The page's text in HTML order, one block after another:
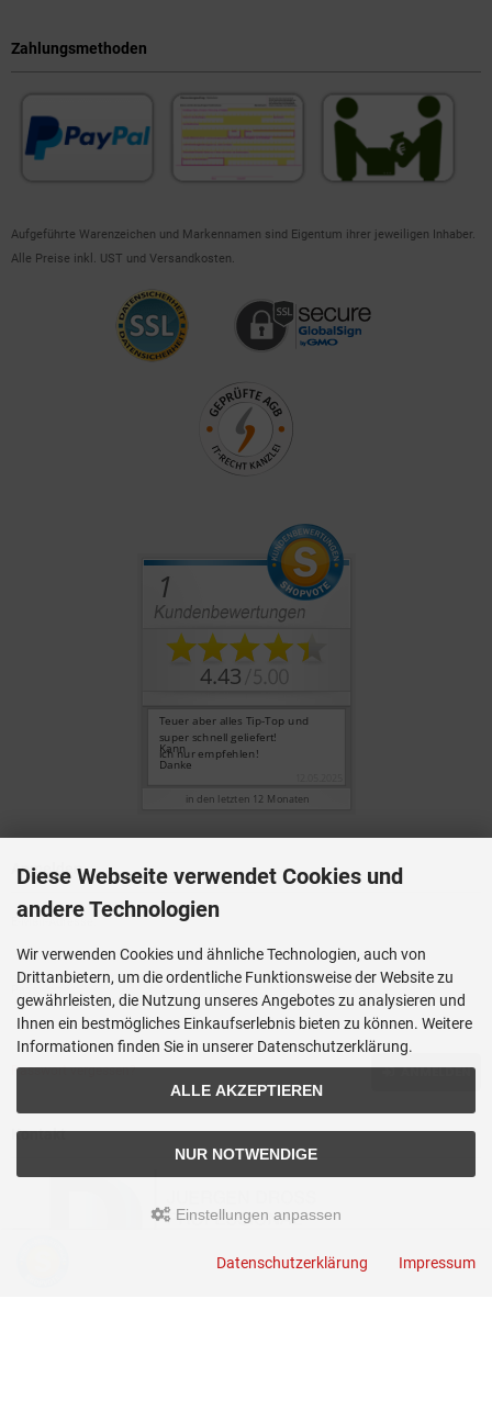
Zahlungsmethoden
Aufgeführte Warenzeichen und Markennamen sind Eigentum ihrer jeweiligen Inhaber.
Alle Preise inkl. UST und Versandkosten.
Anmelden
Passwort vergessen? ANMELDEN
Kontakt
Diese Webseite verwendet Cookies und
andere Technologien
Wir verwenden Cookies und ähnliche Technologien, auch von
Drittanbietern, um die ordentliche Funktionsweise der Website zu
gewährleisten, die Nutzung unseres Angebotes zu analysieren und
Ihnen ein bestmögliches Einkaufserlebnis bieten zu können. Weitere
Informationen finden Sie in unserer Datenschutzerklärung.
ALLE AKZEPTIEREN
NUR NOTWENDIGE
Einstellungen anpassen
Datenschutzerklärung Impressum